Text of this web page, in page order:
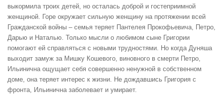
выкормила троих детей, но осталась доброй и гостеприимной
женщиной. Горе окружает сильную женщину на протяжении всей
Гражданской войны – семья теряет Пантелея Прокофьевича, Петро,
Дарью и Наталью. Только мысли о любимом сыне Григории
помогают ей справляться с новыми трудностями. Но когда Дуняша
выходит замуж за Мишку Кошевого, виновного в смерти Петро,
Ильинична ощущает себя совершенно ненужной в собственном
доме, она теряет интерес к жизни. Не дождавшись Григория с
фронта, Ильинична заболевает и умирает.